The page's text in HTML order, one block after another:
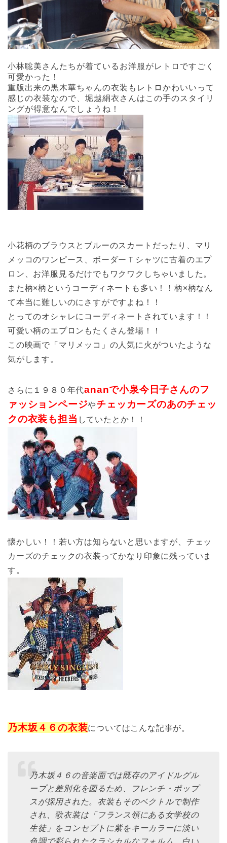
小林聡美さんたちが着ているお洋服がレトロですごく
可愛かった！
重版出来の黒木華ちゃんの衣装もレトロかわいいって
感じの衣装なので、堀越絹衣さんはこの手のスタイリ
ングが得意なんでしょうね！
小花柄のブラウスとブルーのスカートだったり、マリ
メッコのワンピース、ボーダーＴシャツに古着のエプ
ロン、お洋服見るだけでもワクワクしちゃいました。
また柄×柄というコーディネートも多い！！柄×柄なん
て本当に難しいのにさすがですよね！！
とってのオシャレにコーディネートされています！！
可愛い柄のエプロンもたくさん登場！！
この映画で「マリメッコ」の人気に火がついたような
気がします。
さらに１９８０年代ananで小泉今日子さんのフ
ァッションページやチェッカーズのあのチェッ
クの衣装も担当 していたとか！！
懐かしい！！若い方は知らないと思いますが、チェッ
カーズのチェックの衣装ってかなり印象に残っていま
す。
乃木坂４６の衣装についてはこんな記事が。
乃木坂４６の音楽面では既存のアイドルグル
ープと差別化を図るため、フレンチ・ポップ
スが採用された。衣装もそのベクトルで制作
され、歌衣装は「フランス領にある女学校の
生徒」をコンセプトに紫をキーカラーに淡い